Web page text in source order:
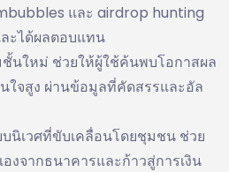
และ airdrop hunting
ะได้ผลตอบแทน
ชั้นใหม่ ช่วยให้ผู้ใช้ค้นพบโอกาสผล
ใจสูง ผ่านข้อมูลที่คัดสรรและอัล
บนิเวศที่ขับเคลื่อนโดยชุมชน ช่วย
งจากธนาคารและก้าวสู่การเงิน